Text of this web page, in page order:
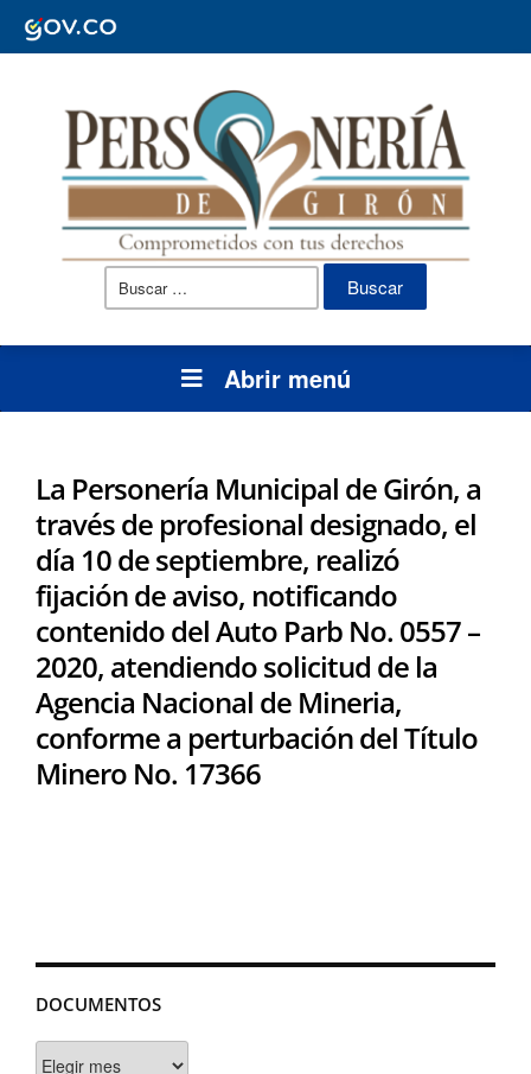
Buscar:
Abrir menú
DOCUMENTOS
La Personería Municipal de Girón, a
través de profesional designado, el
día 10 de septiembre, realizó
fijación de aviso, notificando
contenido del Auto Parb No. 0557 –
2020, atendiendo solicitud de la
Agencia Nacional de Mineria,
conforme a perturbación del Título
Minero No. 17366